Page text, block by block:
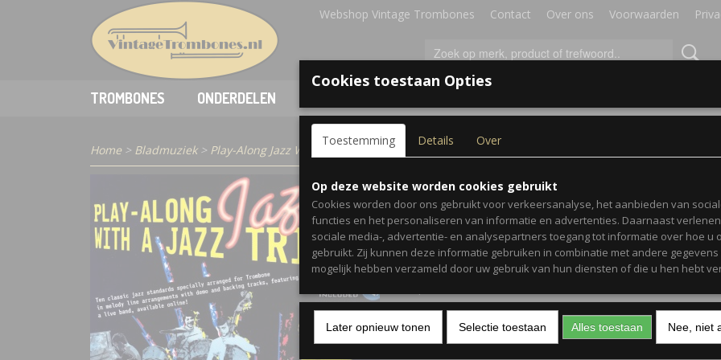
Webshop Vintage Trombones Contact Over ons Voorwaarden
TROMBONES ONDERDELEN
Home > Bladmuziek> Play-Along Jazz With a Jazz Trio - Trombone
Play-Along Jazz With a
Trombone
€ 22,99 (inclusief btw 9%)
Aantal
Cookies toestaan Opties
Toestemming Details Over
Op deze website worden cookies gebruikt
Cookies worden door ons gebruikt voor verkeersanalyse, het aanbieden van
functies en het personaliseren van informatie en advertenties. Daarnaast
sociale media-, advertentie- en analysepartners toegang tot informatie over hoe u
gebruikt. Zij kunnen deze informatie gebruiken in combinatie met andere gegevens
mogelijk hebben verzameld door uw gebruik van hun diensten of die u hen hebt
Later opnieuw tonen Selectie toestaan Alles toestaan Nee, niet